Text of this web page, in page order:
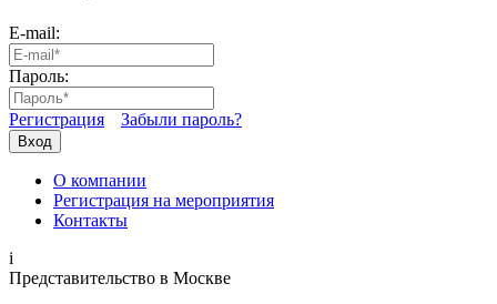
E-mail:
Пароль:
Регистрация Забыли пароль?
Вход
О компании
Регистрация на мероприятия
Контакты
i
Представительство в Москве